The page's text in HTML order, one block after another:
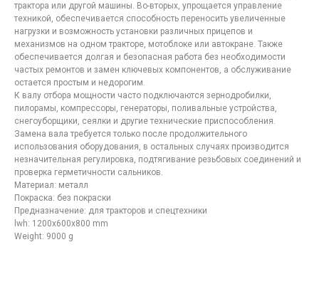
трактора или другой машины. Во-вторых, упрощается управление
техникой, обеспечивается способность переносить увеличенные
нагрузки и возможность установки различных прицепов и
механизмов на одном тракторе, мотоблоке или автокране. Также
обеспечивается долгая и безопасная работа без необходимости
частых ремонтов и замен ключевых компонентов, а обслуживание
остается простым и недорогим.
К валу отбора мощности часто подключаются зернодробилки,
пилорамы, компрессоры, генераторы, поливальные устройства,
снегоуборщики, сеялки и другие технические приспособления.
Замена вала требуется только после продолжительного
использования оборудования, в остальных случаях производится
незначительная регулировка, подтягивание резьбовых соединений и
проверка герметичности сальников.
Материал: металл
Покраска: без покраски
Предназначение: для тракторов и спецтехники
lwh: 1200x600x800 mm
Weight: 9000 g
Контакты компании
по лазерной резке в
Москве